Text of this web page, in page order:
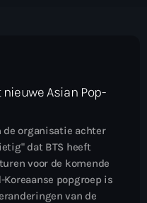
Asian Pop-
de organisatie achter
dat BTS heeft
voor de komende
popgroep is
van de